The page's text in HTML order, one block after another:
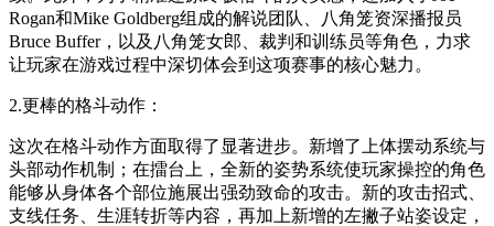
Rogan和Mike Goldberg组成的解说团队、八角笼资深播报员
Bruce Buffer，以及八角笼女郎、裁判和训练员等角色，力求
让玩家在游戏过程中深切体会到这项赛事的核心魅力。
2.更棒的格斗动作：
这次在格斗动作方面取得了显著进步。新增了上体摆动系统与
头部动作机制；在擂台上，全新的姿势系统使玩家操控的角色
能够从身体各个部位施展出强劲致命的攻击。新的攻击招式、
支线任务、生涯转折等内容，再加上新增的左撇子站姿设定，